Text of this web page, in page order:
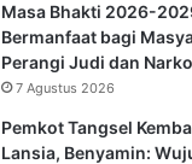
Masa Bhakti 2026-
Bermanfaat bagi
Perangi Judi dan
7 Agustus 2026
Pemkot Tangsel
Lansia, Benyamin: